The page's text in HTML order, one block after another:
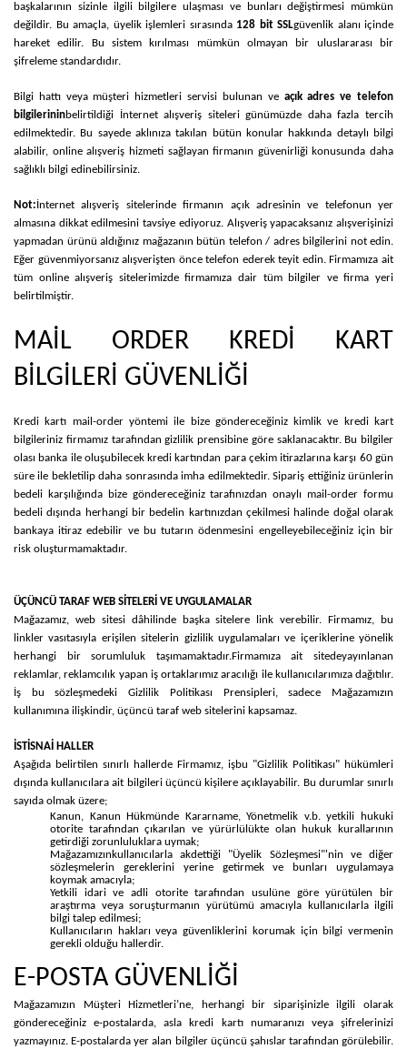
başkalarının sizinle ilgili bilgilere ulaşması ve bunları değiştirmesi mümkün
değildir. Bu amaçla, üyelik işlemleri sırasında 128 bit SSLgüvenlik alanı içinde
hareket edilir. Bu sistem kırılması mümkün olmayan bir uluslararası bir
şifreleme standardıdır.
Bilgi hattı veya müşteri hizmetleri servisi bulunan ve açık adres ve telefon
bilgilerininbelirtildiği İnternet alışveriş siteleri günümüzde daha fazla tercih
edilmektedir. Bu sayede aklınıza takılan bütün konular hakkında detaylı bilgi
alabilir, online alışveriş hizmeti sağlayan firmanın güvenirliği konusunda daha
sağlıklı bilgi edinebilirsiniz.
Not:İnternet alışveriş sitelerinde firmanın açık adresinin ve telefonun yer
almasına dikkat edilmesini tavsiye ediyoruz. Alışveriş yapacaksanız alışverişinizi
yapmadan ürünü aldığınız mağazanın bütün telefon / adres bilgilerini not edin.
Eğer güvenmiyorsanız alışverişten önce telefon ederek teyit edin. Firmamıza ait
tüm online alışveriş sitelerimizde firmamıza dair tüm bilgiler ve firma yeri
belirtilmiştir.
MAİL ORDER KREDİ KART
BİLGİLERİ GÜVENLİĞİ
Kredi kartı mail-order yöntemi ile bize göndereceğiniz kimlik ve kredi kart
bilgileriniz firmamız tarafından gizlilik prensibine göre saklanacaktır. Bu bilgiler
olası banka ile oluşubilecek kredi kartından para çekim itirazlarına karşı 60 gün
süre ile bekletilip daha sonrasında imha edilmektedir. Sipariş ettiğiniz ürünlerin
bedeli karşılığında bize göndereceğiniz tarafınızdan onaylı mail-order formu
bedeli dışında herhangi bir bedelin kartınızdan çekilmesi halinde doğal olarak
bankaya itiraz edebilir ve bu tutarın ödenmesini engelleyebileceğiniz için bir
risk oluşturmamaktadır.
ÜÇÜNCÜ TARAF WEB SİTELERİ VE UYGULAMALAR
Mağazamız, web sitesi dâhilinde başka sitelere link verebilir. Firmamız, bu
linkler vasıtasıyla erişilen sitelerin gizlilik uygulamaları ve içeriklerine yönelik
herhangi bir sorumluluk taşımamaktadır.Firmamıza ait sitedeyayınlanan
reklamlar, reklamcılık yapan iş ortaklarımız aracılığı ile kullanıcılarımıza dağıtılır.
İş bu sözleşmedeki Gizlilik Politikası Prensipleri, sadece Mağazamızın
kullanımına ilişkindir, üçüncü taraf web sitelerini kapsamaz.
İSTİSNAİ HALLER
Aşağıda belirtilen sınırlı hallerde Firmamız, işbu "Gizlilik Politikası" hükümleri
dışında kullanıcılara ait bilgileri üçüncü kişilere açıklayabilir. Bu durumlar sınırlı
sayıda olmak üzere;
Kanun, Kanun Hükmünde Kararname, Yönetmelik v.b. yetkili hukuki
otorite tarafından çıkarılan ve yürürlülükte olan hukuk kurallarının
getirdiği zorunluluklara uymak;
Mağazamızınkullanıcılarla akdettiği "Üyelik Sözleşmesi"'nin ve diğer
sözleşmelerin gereklerini yerine getirmek ve bunları uygulamaya
koymak amacıyla;
Yetkili idari ve adli otorite tarafından usulüne göre yürütülen bir
araştırma veya soruşturmanın yürütümü amacıyla kullanıcılarla ilgili
bilgi talep edilmesi;
Kullanıcıların hakları veya güvenliklerini korumak için bilgi vermenin
gerekli olduğu hallerdir.
E-POSTA GÜVENLİĞİ
Mağazamızın Müşteri Hizmetleri’ne, herhangi bir siparişinizle ilgili olarak
göndereceğiniz e-postalarda, asla kredi kartı numaranızı veya şifrelerinizi
yazmayınız. E-postalarda yer alan bilgiler üçüncü şahıslar tarafından görülebilir.